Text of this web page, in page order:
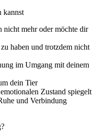
kannst
nicht mehr oder möchte dir
haben und trotzdem nicht
im Umgang mit deinem
dein Tier
Zustand spiegelt
und Verbindung